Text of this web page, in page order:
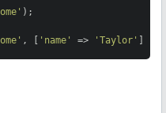
);
, [ 'name' => 'Taylor'